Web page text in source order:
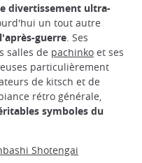
divertissement ultra-
un tout autre
guerre . Ses
salles de pachinko et ses
particulièrement
de kitsch et de
rétro générale,
symboles du
Shotengai